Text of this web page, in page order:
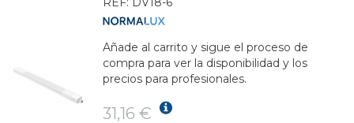
Añade al carrito y sigue el proceso de
compra para ver la disponibilidad y los
precios para profesionales.
31,16 €